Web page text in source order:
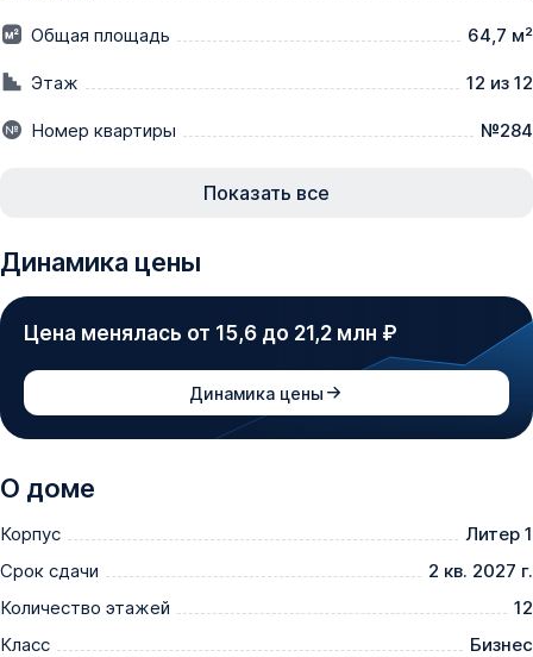
Общая площадь 64,7 м²
Этаж 12 из 12
Номер квартиры №284
Показать все
Динамика цены
Цена менялась от 15,6 до 21,2 млн ₽
Динамика цены
О доме
Корпус
Литер 1
Срок сдачи
2 кв. 2027 г.
Количество этажей
12
Класс
Бизнес